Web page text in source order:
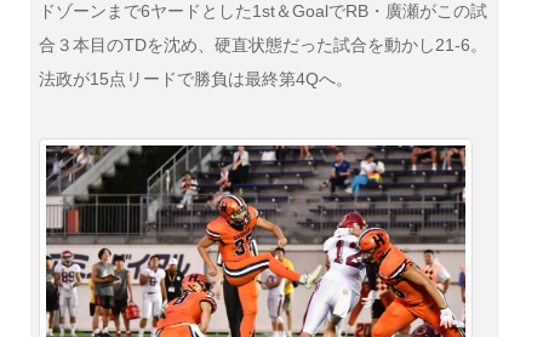
ドゾーンまで6ヤードとした1st＆GoalでRB・廣瀬がこの試
合３本目のTDを沈め、硬直状態だった試合を動かし21-6。
法政が15点リードで勝負は最終第4Qへ。